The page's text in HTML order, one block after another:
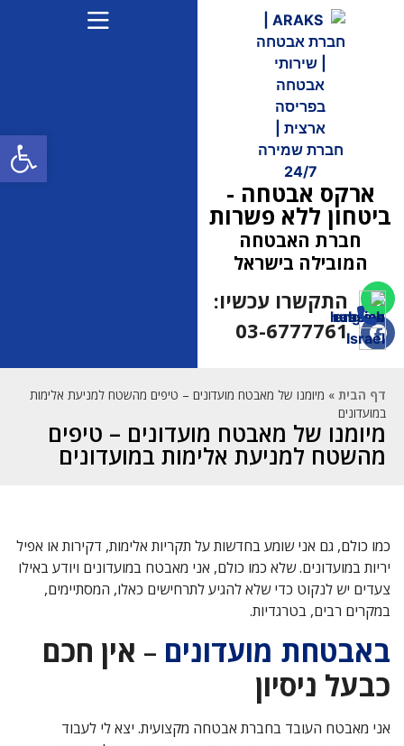
ארקס אבטחה -
ביטחון ללא פשרות
חברת האבטחה
המובילה בישראל
התקשרו עכשיו:
03-6777761
דף הבית » מיומנו של מאבטח מועדונים – טיפים מהשטח למניעת אלימות
במועדונים
מיומנו של מאבטח מועדונים – טיפים
מהשטח למניעת אלימות במועדונים
כמו כולם, גם אני שומע בחדשות על תקריות אלימות, דקירות או אפיל
יריות במועדונים. שלא כמו כולם, אני מאבטח במועדונים ויודע באילו
צעדים יש לנקוט כדי שלא להגיע לתרחישים כאלו, המסתיימים,
במקרים רבים, בטרגדיות.
באבטחת מועדונים – אין חכם
כבעל ניסיון
אני מאבטח העובד בחברת אבטחה מקצועית. יצא לי לעבוד